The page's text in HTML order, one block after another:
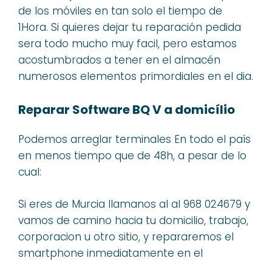
de los móviles en tan solo el tiempo de
1Hora. Si quieres dejar tu reparación pedida
sera todo mucho muy facil, pero estamos
acostumbrados a tener en el almacén
numerosos elementos primordiales en el dia.
Reparar Software BQ V a domicílio
Podemos arreglar terminales En todo el país
en menos tiempo que de 48h, a pesar de lo
cual:
Si eres de Murcia llamanos al al 968 024679 y
vamos de camino hacia tu domicilio, trabajo,
corporacion u otro sitio, y repararemos el
smartphone inmediatamente en el